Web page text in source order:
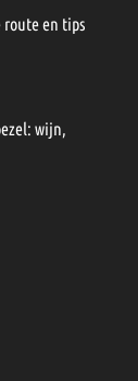
route en tips
wijn,